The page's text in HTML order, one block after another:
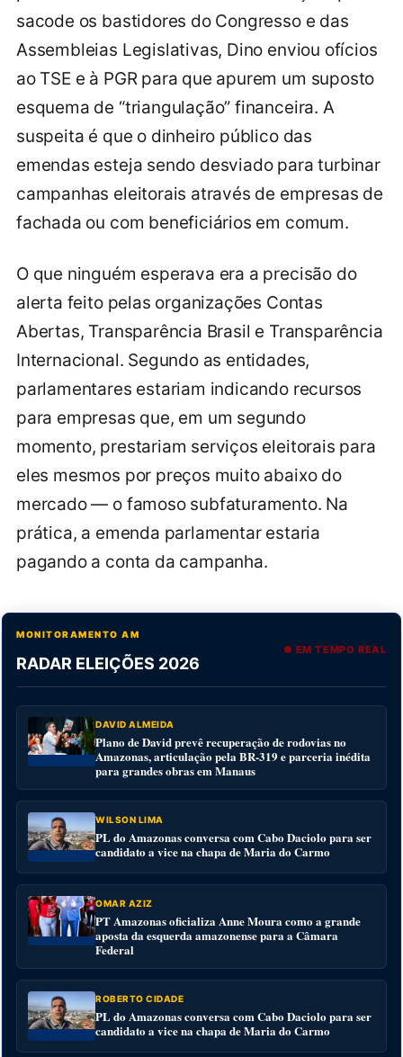
sacode os bastidores do Congresso e das
Assembleias Legislativas, Dino enviou ofícios
ao TSE e à PGR para que apurem um suposto
esquema de “triangulação” financeira. A
suspeita é que o dinheiro público das
emendas esteja sendo desviado para turbinar
campanhas eleitorais através de empresas de
fachada ou com beneficiários em comum.
O que ninguém esperava era a precisão do
alerta feito pelas organizações Contas
Abertas, Transparência Brasil e Transparência
Internacional. Segundo as entidades,
parlamentares estariam indicando recursos
para empresas que, em um segundo
momento, prestariam serviços eleitorais para
eles mesmos por preços muito abaixo do
mercado — o famoso subfaturamento. Na
prática, a emenda parlamentar estaria
pagando a conta da campanha.
MONITORAMENTO AM
RADAR ELEIÇÕES 2026
● EM TEMPO REAL
DAVID ALMEIDA
Plano de David prevê recuperação de rodovias no
Amazonas, articulação pela BR-319 e parceria inédita
para grandes obras em Manaus
WILSON LIMA
PL do Amazonas conversa com Cabo Daciolo para ser
candidato a vice na chapa de Maria do Carmo
OMAR AZIZ
PT Amazonas oficializa Anne Moura como a grande
aposta da esquerda amazonense para a Câmara
Federal
ROBERTO CIDADE
PL do Amazonas conversa com Cabo Daciolo para ser
candidato a vice na chapa de Maria do Carmo